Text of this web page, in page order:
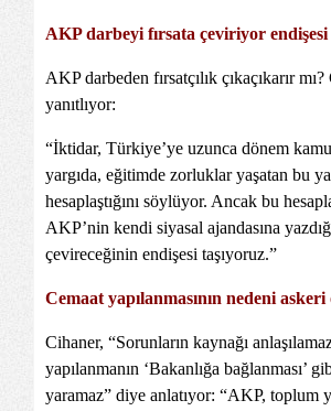
AKP darbeyi fırsata çeviriyor endişesi
AKP darbeden fırsatçılık çıkaçıkarır
yanıtlıyor:
“İktidar, Türkiye’ye uzunca dönem
yargıda, eğitimde zorluklar yaşatan bu
hesaplaştığını söylüyor. Ancak bu
AKP’nin kendi siyasal ajandasına
çevireceğinin endişesi taşıyoruz.”
Cemaat yapılanmasının nedeni
Cihaner, “Sorunların kaynağı
yapılanmanın ‘Bakanlığa bağlanması’
yaramaz” diye anlatıyor: “AKP, toplum